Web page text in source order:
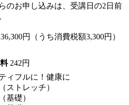
のお申し込みは、受講日の2日前
円（うち消費税額3,300円）
242円
ィフルに！健康に
ストレッチ）
基礎）